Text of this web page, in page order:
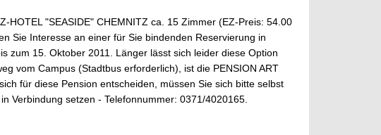
HOTEL "SEASIDE" CHEMNITZ ca. 15 Zimmer (EZ-Preis: 54.00
Sie Interesse an einer für Sie bindenden Reservierung in
zum 15. Oktober 2011. Länger lässt sich leider diese Option
vom Campus (Stadtbus erforderlich), ist die PENSION ART
für diese Pension entscheiden, müssen Sie sich bitte selbst
Verbindung setzen - Telefonnummer: 0371/4020165.